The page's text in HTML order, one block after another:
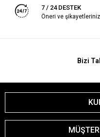
7 / 24 DESTEK
Öneri ve
Bizi